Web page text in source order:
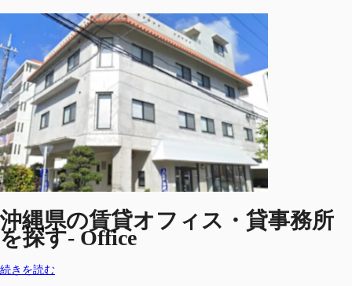
沖縄県の賃貸オフィス・貸事務所
を探す- Office
続きを読む